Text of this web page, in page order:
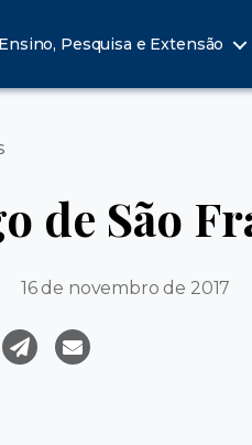
Ensino, Pesquisa e Extensão
de São
16 de novembro de 2017